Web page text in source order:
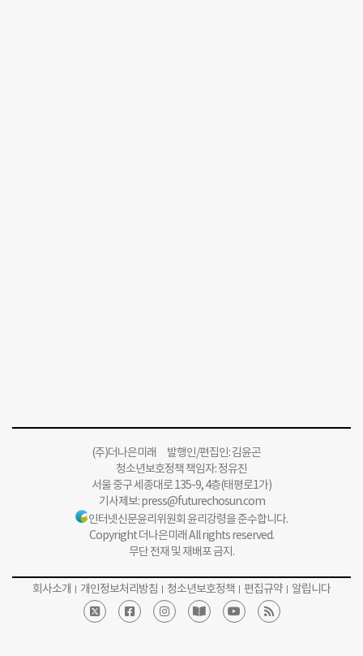
(주)더나은미래 발행인/편집인: 김윤곤
청소년보호정책 책임자: 정유진
서울 중구 세종대로 135-9, 4층(태평로1가)
기사제보:press@futurechosun.com
인터넷신문윤리위원회 윤리강령을 준수합니다.
Copyright 더나은미래 All rights reserved.
무단 전재 및 재배포 금지.
회사소개 개인정보처리방침 청소년보호정책 편집규약 알립니다